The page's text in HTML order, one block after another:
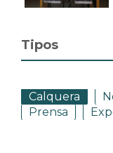
Tipos
Calquera
Prensa